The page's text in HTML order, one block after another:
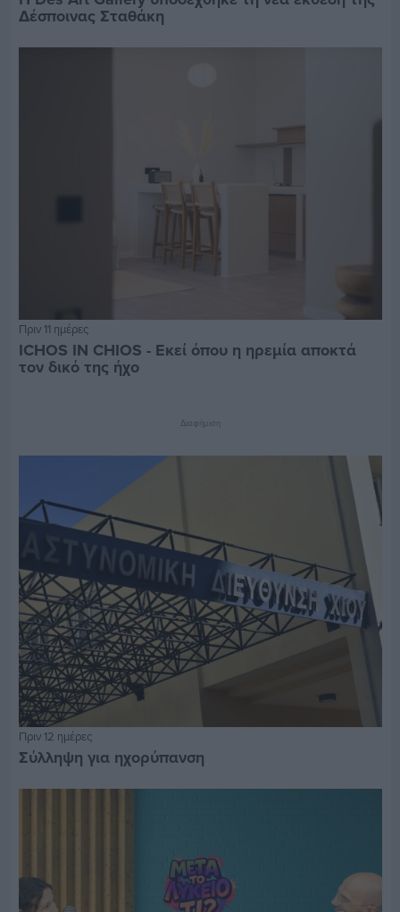
Δέσποινας Σταθάκη
Πριν 11 ημέρες
ICHOS IN CHIOS - Εκεί όπου η ηρεμία αποκτά
τον δικό της ήχο
Διαφήμιση
Πριν 12 ημέρες
Σύλληψη για ηχορύπανση